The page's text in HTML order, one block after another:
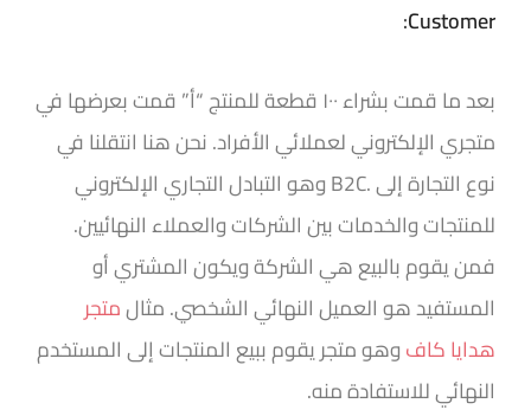
Customer
:
بعد ما قمت بشراء ١٠٠ قطعة للمنتج “أ” قمت بعرضها في
متجري الإلكتروني لعملائي الأفراد. نحن هنا انتقلنا في
نوع التجارة إلىB2C.وهو التبادل التجاري الإلكتروني
للمنتجات والخدمات بين الشركات والعملاء النهائيين.
فمن يقوم بالبيع هي الشركة ويكون المشتري أو
المستفيد هو العميل النهائي الشخصي. مثالمتجر
هدايا كافوهو متجر يقوم ببيع المنتجات إلى المستخدم
النهائي للاستفادة منه.